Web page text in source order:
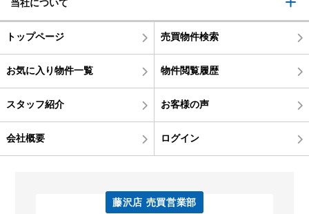
当社について
トップページ 売買物件検索
お気に入り物件一覧 物件閲覧履歴
スタッフ紹介 お客様の声
会社概要 ログイン
藤沢店 売買営業部